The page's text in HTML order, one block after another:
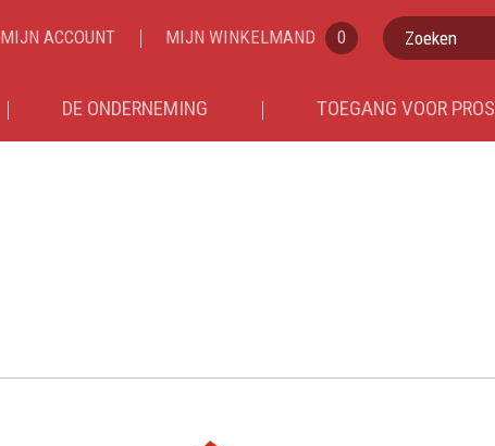
MIJN ACCOUNT MIJN WINKELMAND 0 Zoeken
DE ONDERNEMING TOEGANG VOOR PROS